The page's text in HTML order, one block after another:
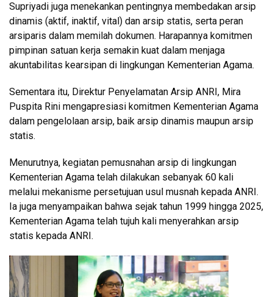
Supriyadi juga menekankan pentingnya membedakan arsip
dinamis (aktif, inaktif, vital) dan arsip statis, serta peran
arsiparis dalam memilah dokumen. Harapannya komitmen
pimpinan satuan kerja semakin kuat dalam menjaga
akuntabilitas kearsipan di lingkungan Kementerian Agama.
Sementara itu, Direktur Penyelamatan Arsip ANRI, Mira
Puspita Rini mengapresiasi komitmen Kementerian Agama
dalam pengelolaan arsip, baik arsip dinamis maupun arsip
statis.
Menurutnya, kegiatan pemusnahan arsip di lingkungan
Kementerian Agama telah dilakukan sebanyak 60 kali
melalui mekanisme persetujuan usul musnah kepada ANRI.
Ia juga menyampaikan bahwa sejak tahun 1999 hingga 2025,
Kementerian Agama telah tujuh kali menyerahkan arsip
statis kepada ANRI.